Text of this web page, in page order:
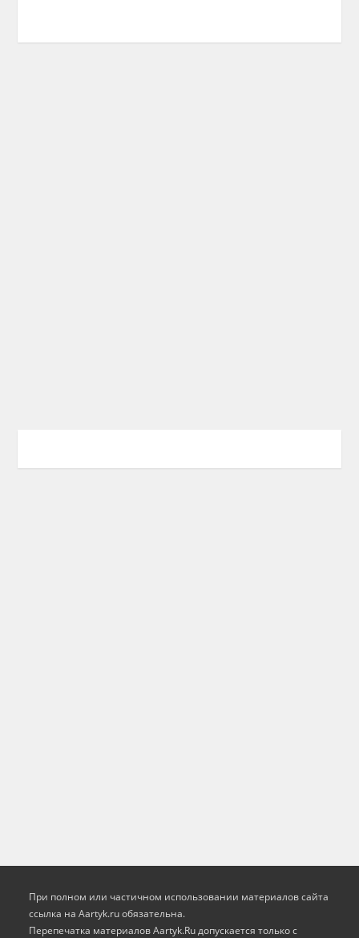
При полном или частичном использовании материалов сайта
ссылка на Aartyk.ru oбязательна.
Перепечатка материалов Aartyk.Ru допускается только с